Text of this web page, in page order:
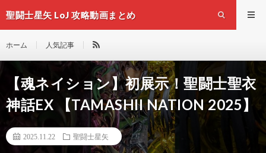
聖闘士星矢 LoJ 攻略動画まとめ
ホーム 人気記事
【魂ネイション】初展示！聖闘士聖衣
神話EX 【TAMASHII NATION 2025】
2025.11.22 聖闘士星矢